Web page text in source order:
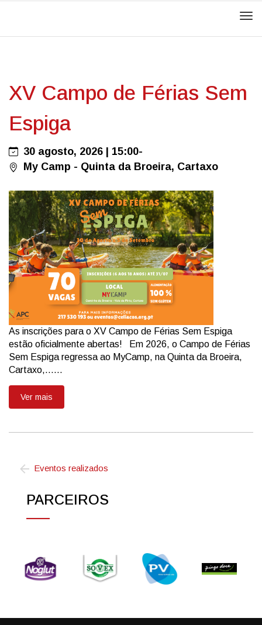
XV Campo de Férias Sem
Espiga
30 agosto, 2026 | 15:00-
My Camp - Quinta da Broeira, Cartaxo
As inscrições para o XV Campo de Férias Sem Espiga
estão oficialmente abertas! Em 2026, o Campo de Férias
Sem Espiga regressa ao MyCamp, na Quinta da Broeira,
Cartaxo,......
Ver mais
Eventos realizados
PARCEIROS